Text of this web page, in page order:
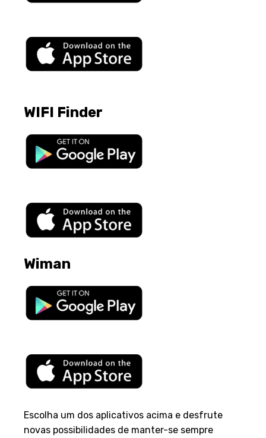
WIFI Finder
Wiman
Escolha um dos aplicativos acima e desfrute
novas possibilidades de manter-se sempre